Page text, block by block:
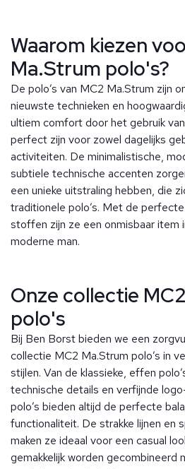
Waarom kiezen
Ma.Strum polo's?
De polo’s van MC2 Ma.Strum zijn
nieuwste technieken en
ultiem comfort door het gebruik
perfect zijn voor zowel dagelijks
activiteiten. De minimalistische,
subtiele technische accenten
een unieke uitstraling hebben, die
traditionele polo’s. Met de
stoffen zijn ze een onmisbaar item
moderne man.
Onze collectie
polo's
Bij Ben Borst bieden we een
collectie MC2 Ma.Strum polo’s in
stijlen. Van de klassieke, effen
technische details en verfijnde
polo’s bieden altijd de perfecte
functionaliteit. De strakke lijnen en
maken ze ideaal voor een casual
gemakkelijk worden gecombineerd